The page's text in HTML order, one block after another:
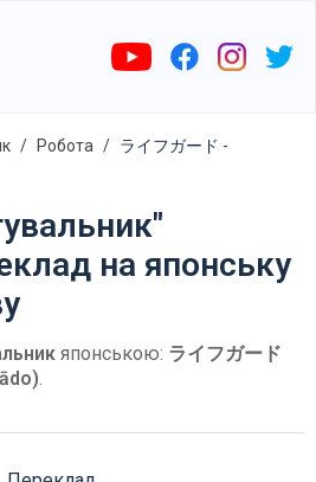
Робота
ライフガード -
на японську
японською: ライフガード
.